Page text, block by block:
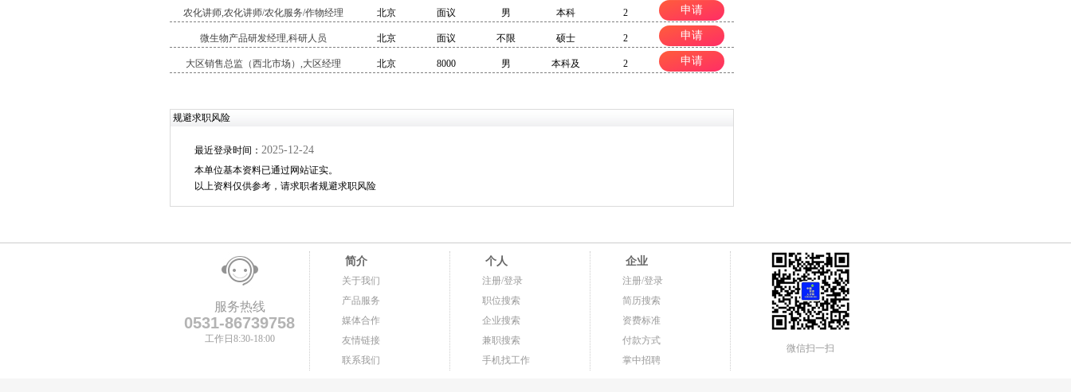
农化讲师,农化讲师/农化服务/作物经理 北京 面议 男 本科 2 申请
微生物产品研发经理,科研人员 北京 面议 不限 硕士 2 申请
大区销售总监（西北市场）,大区经理 北京 8000 男 本科及 2 申请
规避求职风险
最近登录时间： 2025-12-24
本单位基本资料已通过网站证实。
以上资料仅供参考，请求职者规避求职风险
服务热线
0531-86739758
工作日8:30-18:00
简介
关于我们
产品服务
媒体合作
友情链接
联系我们
个人
注册/登录
职位搜索
企业搜索
兼职搜索
手机找工作
企业
注册/登录
简历搜索
资费标准
付款方式
掌中招聘
微信扫一扫